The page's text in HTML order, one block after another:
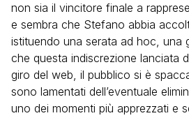
non sia il vincitore finale a
e sembra che Stefano abbia
istituendo una serata ad hoc, una
che questa indiscrezione lanciata
giro del web, il pubblico si è
sono lamentati dell’eventuale
uno dei momenti più apprezzati e